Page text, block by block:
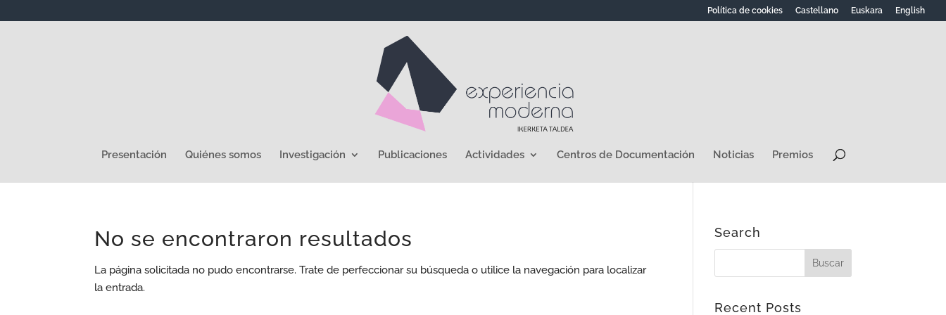
Política de cookies Castellano Euskara English
Presentación Quiénes somos Investigación Publicaciones Actividades Centros de Documentación Noticias Premios
No se encontraron resultados
La página solicitada no pudo encontrarse. Trate de perfeccionar su búsqueda o utilice la navegación para localizar
la entrada.
Search
Recent Posts